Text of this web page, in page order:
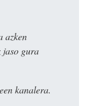
azken
jaso gura
kanalera.